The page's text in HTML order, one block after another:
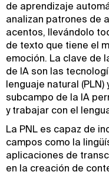
de aprendizaje
analizan patrones de
acentos, llevándolo
de texto que tiene el
emoción. La clave de
de IA son las
lenguaje natural
subcampo de la IA
y trabajar con el
La PNL es capaz de
campos como la
aplicaciones de
en la creación de